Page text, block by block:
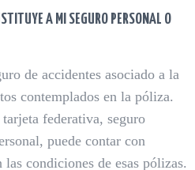
A MI SEGURO PERSONAL O
de accidentes asociado a la
contemplados en la póliza.
federativa, seguro
puede contar con
condiciones de esas pólizas.